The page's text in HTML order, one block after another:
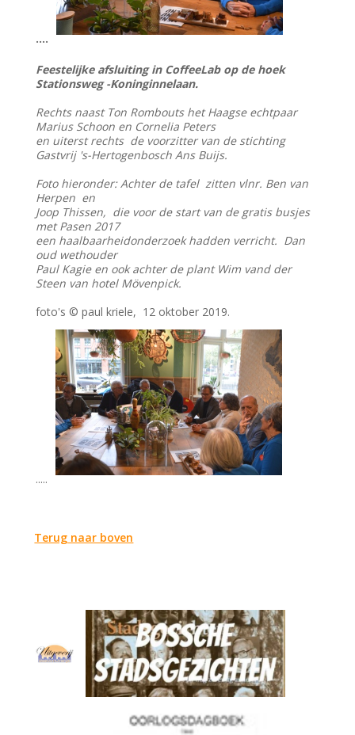
....
Feestelijke afsluiting in CoffeeLab op de hoek
Stationsweg -Koninginnelaan.
Rechts naast Ton Rombouts het Haagse echtpaar
Marius Schoon en Cornelia Peters
en uiterst rechts de voorzitter van de stichting
Gastvrij 's-Hertogenbosch Ans Buijs.
Foto hieronder: Achter de tafel zitten vlnr. Ben van
Herpen en
Joop Thissen, die voor de start van de gratis busjes
met Pasen 2017
een haalbaarheidonderzoek hadden verricht. Dan
oud wethouder
Paul Kagie en ook achter de plant Wim vand der
Steen van hotel Mövenpick.
foto's © paul kriele, 12 oktober 2019.
.....
Terug naar boven